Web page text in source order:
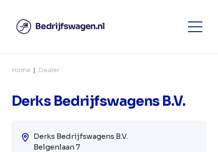
Home Dealer
Derks Bedrijfswagens B.V.
Derks Bedrijfswagens B.V.
Belgenlaan 7